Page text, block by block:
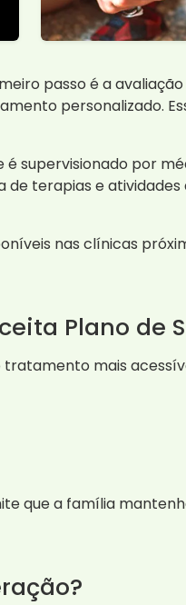
passo é a
personalizado.
supervisionado por
de terapias e
nas clínicas
Plano de
mais
que a família